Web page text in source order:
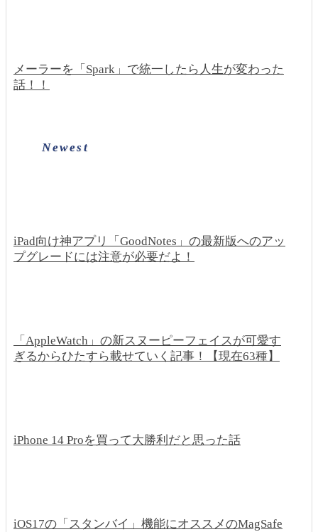
メーラーを「Spark」で統一したら人生が変わった
話！！
Newest
iPad向け神アプリ「GoodNotes」の最新版へのアッ
プグレードには注意が必要だよ！
「AppleWatch」の新スヌーピーフェイスが可愛す
ぎるからひたすら載せていく記事！【現在63種】
iPhone 14 Proを買って大勝利だと思った話
iOS17の「スタンバイ」機能にオススメのMagSafe